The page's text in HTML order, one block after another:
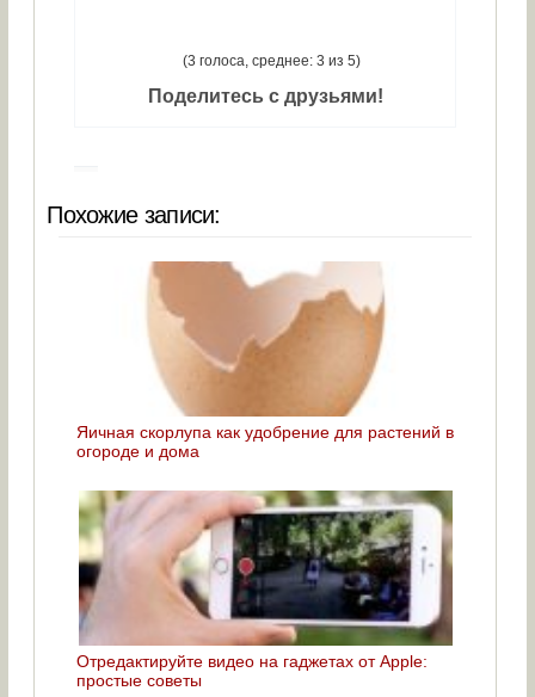
(3 голоса, среднее: 3 из 5)
Поделитесь с друзьями!
Похожие записи:
Яичная скорлупа как удобрение для растений в
огороде и дома
Отредактируйте видео на гаджетах от Apple:
простые советы